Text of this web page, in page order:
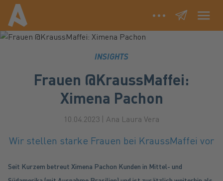
Menu
TRENDGINEERING
NACHHALTIGKEIT
DIGITALISIERUNG
INSIGHTS
Frauen @KraussMaffei:
Ximena Pachon
10.04.2023 | Ana Laura Vera
Wir stellen starke Frauen bei KraussMaffei vor
Seit Kurzem betreut Ximena Pachon Kunden in Mittel- und